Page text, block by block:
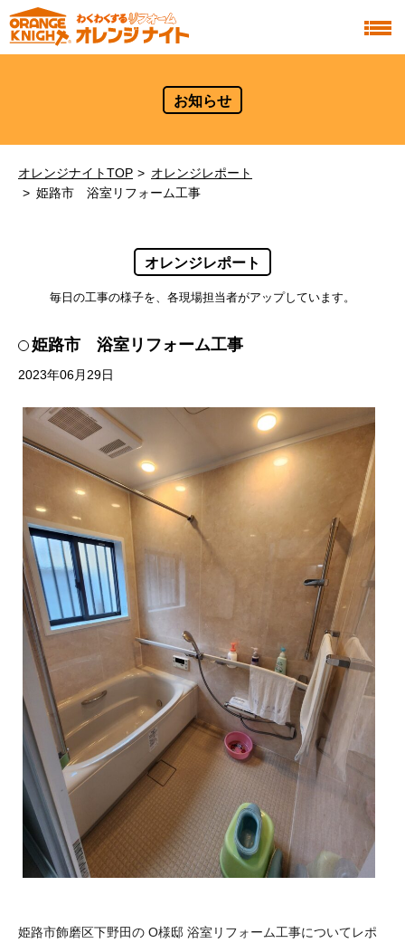
お知らせ
オレンジナイトTOP
オレンジレポート
姫路市 浴室リフォーム工事
オレンジレポート
毎日の工事の様子を、各現場担当者がアップしています。
姫路市 浴室リフォーム工事
2023年06月29日
姫路市飾磨区下野田の O様邸 浴室リフォーム工事についてレポ